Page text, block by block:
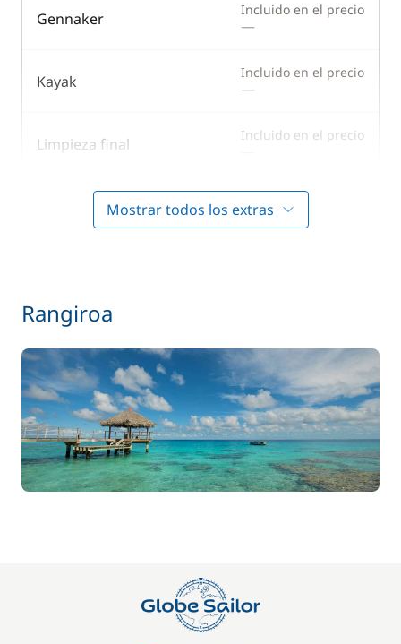
Panel Solar
WC eléctrico
Tostadora
Gennaker Incluido en el precio
—
Kayak Incluido en el precio
—
Limpieza final Incluido en el precio
Motor fueraborda Incluido en el precio
—
Puesta en mano
Ropa de cama Incluido en el precio
—
Spinnaker Incluido en el precio
—
Mostrar todos los extras
Rangiroa